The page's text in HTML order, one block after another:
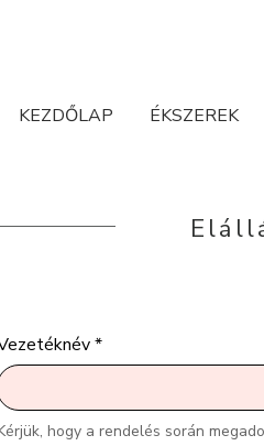
KEZDŐLAP ÉKSZEREK
*
hogy a rendelés során